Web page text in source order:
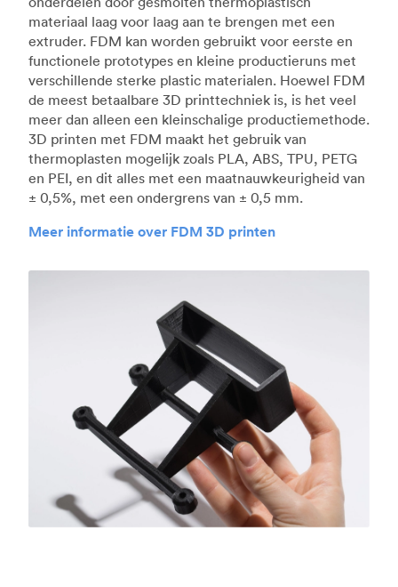
materiaal laag voor laag aan te brengen met een
extruder. FDM kan worden gebruikt voor eerste en
functionele prototypes en kleine productieruns met
verschillende sterke plastic materialen. Hoewel FDM
de meest betaalbare 3D printtechniek is, is het veel
meer dan alleen een kleinschalige productiemethode.
3D printen met FDM maakt het gebruik van
thermoplasten mogelijk zoals PLA, ABS, TPU, PETG
en PEI, en dit alles met een maatnauwkeurigheid van
± 0,5%, met een ondergrens van ± 0,5 mm.
Meer informatie over FDM 3D printen